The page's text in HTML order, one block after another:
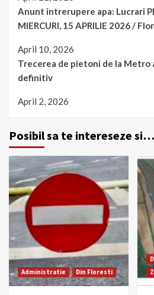
Anunt intrerupere apa: Lucrari
MIERCURI, 15 APRILIE 2026 /
April 10, 2026
Trecerea de pietoni de la
definitiv
April 2, 2026
Posibil sa te intereseze si…
Administratie Din Floresti